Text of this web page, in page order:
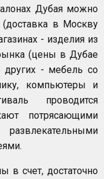
Дубая можно
(доставка в Москву
- изделия из
(цены в Дубае
- мебель со
компьютеры и
проводится
потрясающими
в счет, достаточно